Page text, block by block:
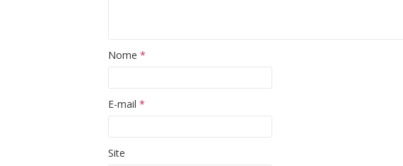
Nome *
E-mail *
Site